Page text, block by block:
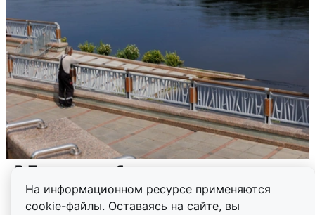
На информационном ресурсе применяются
cookie-файлы. Оставаясь на сайте, вы
В Туре вода убывает, на других реках
области прибывает